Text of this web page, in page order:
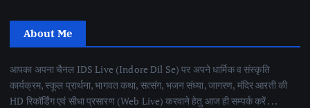
About Me
आपका अपना चैनल IDS Live (Indore Dil Se) पर अपने धार्मिक व संस्कृति
कार्यक्रम, स्कूल प्रार्थना, भागवत कथा, सत्संग, भजन संध्या, जागरण, मंदिर आरती की
HD रिकॉर्डिंग एवं सीधा प्रसारण (Web Live) करवाने हेतु आज ही सम्पर्क करें . . .